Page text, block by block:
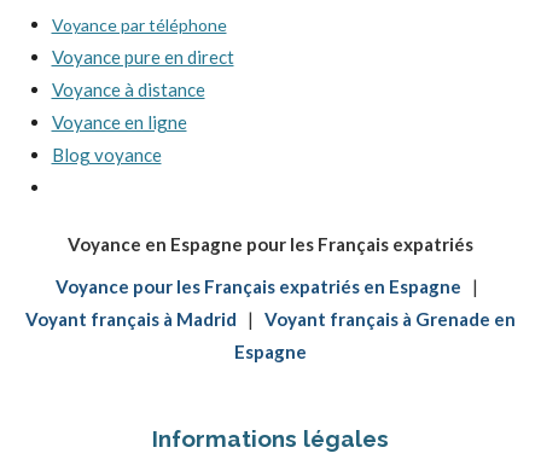
Voyance par téléphone
Voyance pure en direct
Voyance à distance
Voyance en ligne
Blog voyance
Voyance en Espagne pour les Français expatriés
Voyance pour les Français expatriés en Espagne
|
Voyant français à Madrid
| Voyant français à Grenade en
Espagne
Informations légales